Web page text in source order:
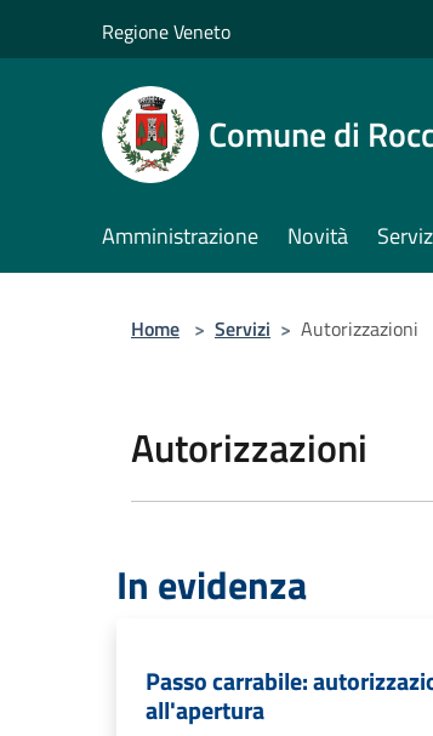
Regione Veneto
Comune di
Amministrazione Novità
Home > Servizi > Autorizzazioni
Autorizzazioni
In evidenza
Passo carrabile:
all'apertura